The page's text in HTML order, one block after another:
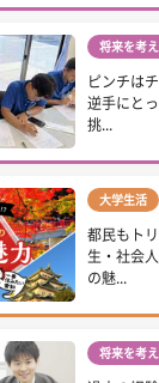
将来を考
ピンチは
逆手にと
挑...
大学生活
都民もト
生・社会
の魅...
将来を考